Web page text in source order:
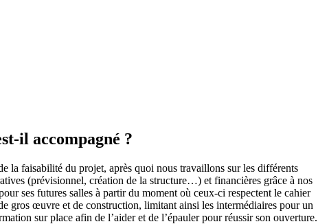
il accompagné ?
la faisabilité du projet, après quoi nous travaillons sur les différents
(prévisionnel, création de la structure…) et financières grâce à nos
ses futures salles à partir du moment où ceux-ci respectent le cahier
gros œuvre et de construction, limitant ainsi les intermédiaires pour un
sur place afin de l’aider et de l’épauler pour réussir son ouverture.